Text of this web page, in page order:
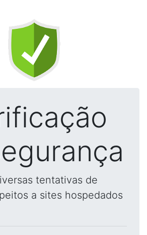
tentativas de
a sites hospedados